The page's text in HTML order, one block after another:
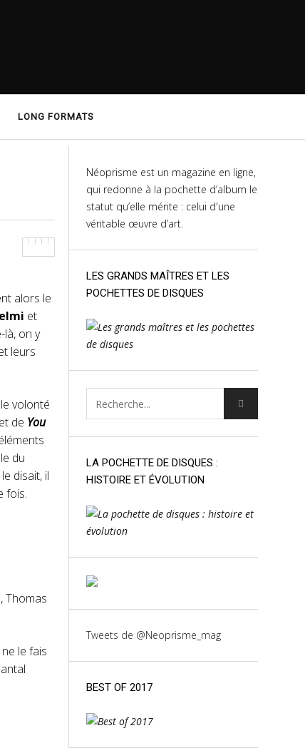
LONG FORMATS
alors le
et
là, on y
leurs
volonté
de You
du
disait, il
fois.
Thomas
le fais
Néoprisme est un magazine en ligne,
qui redonne à la pochette d’album le
statut qu’elle mérite : celui d'une
véritable œuvre d’art.
LES GRANDS MAÎTRES ET LES
POCHETTES DE DISQUES
LA POCHETTE DE DISQUES :
HISTOIRE ET ÉVOLUTION
Tweets de @Neoprisme_mag
BEST OF 2017